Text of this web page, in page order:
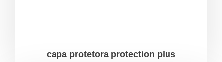
capa protetora protection plus